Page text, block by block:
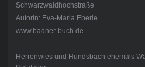
Schwarzwaldhochstraße
Autorin: Eva-Maria Eberle
www.badner-buch.de
Herrenwies und Hundsbach ehemals